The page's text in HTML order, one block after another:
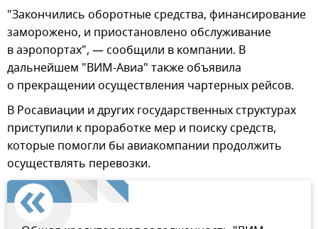
"Закончились оборотные средства, финансирование
заморожено, и приостановлено обслуживание
в аэропортах", — сообщили в компании. В
дальнейшем "ВИМ-Авиа" также объявила
о прекращении осуществления чартерных рейсов.
В Росавиации и других государственных структурах
приступили к проработке мер и поиску средств,
которые помогли бы авиакомпании продолжить
осуществлять перевозки.